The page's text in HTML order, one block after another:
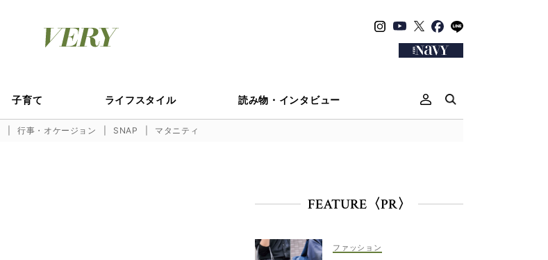
子育て ライフスタイル 読み物・インタビュー
行事・オケージョン SNAP マタニティ
FEATURE〈PR〉
ファッション